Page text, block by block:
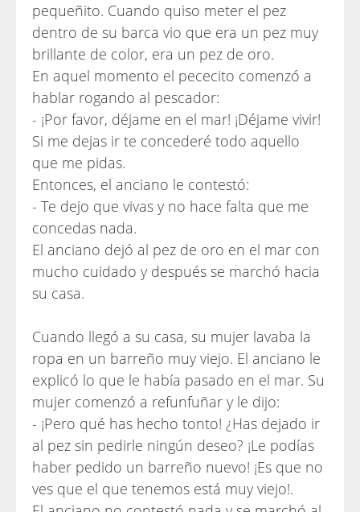
pequeñito. Cuando quiso meter el pez
dentro de su barca vio que era un pez muy
brillante de color, era un pez de oro.
En aquel momento el pececito comenzó a
hablar rogando al pescador:
- ¡Por favor, déjame en el mar! ¡Déjame vivir!
Si me dejas ir te concederé todo aquello
que me pidas.
Entonces, el anciano le contestó:
- Te dejo que vivas y no hace falta que me
concedas nada.
El anciano dejó al pez de oro en el mar con
mucho cuidado y después se marchó hacia
su casa.
Cuando llegó a su casa, su mujer lavaba la
ropa en un barreño muy viejo. El anciano le
explicó lo que le había pasado en el mar. Su
mujer comenzó a refunfuñar y le dijo:
- ¡Pero qué has hecho tonto! ¿Has dejado ir
al pez sin pedirle ningún deseo? ¡Le podías
haber pedido un barreño nuevo! ¡Es que no
ves que el que tenemos está muy viejo!.